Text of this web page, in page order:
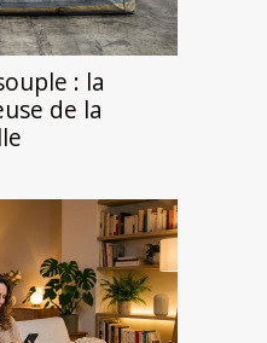
: la
de la